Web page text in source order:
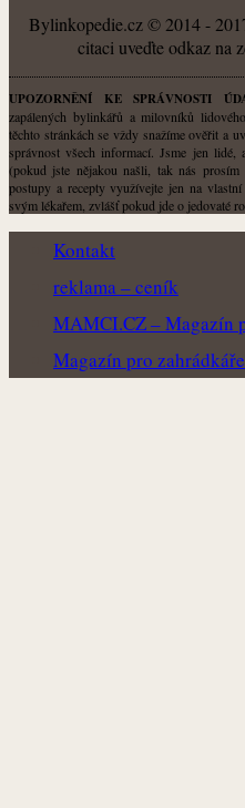
Bylinkopedie.cz © 2014 -
citaci uveďte odkaz na
UPOZORNĚNÍ KE SPRÁVNOSTI
zapálených bylinkářů a milovníků
těchto stránkách se vždy snažíme ověřit a
správnost všech informací. Jsme jen
(pokud jste nějakou našli, tak nás prosím
postupy a recepty využívejte jen na
svým lékařem, zvlášť pokud jde o jedovaté
Kontakt
reklama – ceník
MAMCI.CZ – Magazín
Magazín pro zahrádkáře